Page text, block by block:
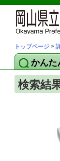
トップページ >
かんた
検索結